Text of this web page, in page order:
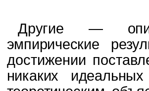
Другие —
эмпирические
достижении
никаких